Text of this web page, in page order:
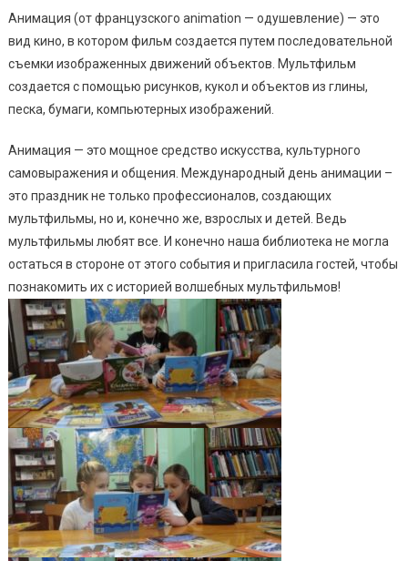
Анимация (от французского animation — одушевление) — это
вид кино, в котором фильм создается путем последовательной
съемки изображенных движений объектов. Мультфильм
создается с помощью рисунков, кукол и объектов из глины,
песка, бумаги, компьютерных изображений.
Анимация — это мощное средство искусства, культурного
самовыражения и общения. Международный день анимации –
это праздник не только профессионалов, создающих
мультфильмы, но и, конечно же, взрослых и детей. Ведь
мультфильмы любят все. И конечно наша библиотека не могла
остаться в стороне от этого события и пригласила гостей, чтобы
познакомить их с историей волшебных мультфильмов!